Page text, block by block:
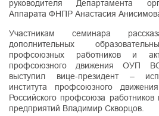
руководителя Департамента
Аппарата ФНПР Анастасия
Участникам семинара
дополнительных
профсоюзных работников и
профсоюзного движения ОУП
выступил вице-президент –
института профсоюзного
Российского профсоюза
предприятий Владимир Скворцов.